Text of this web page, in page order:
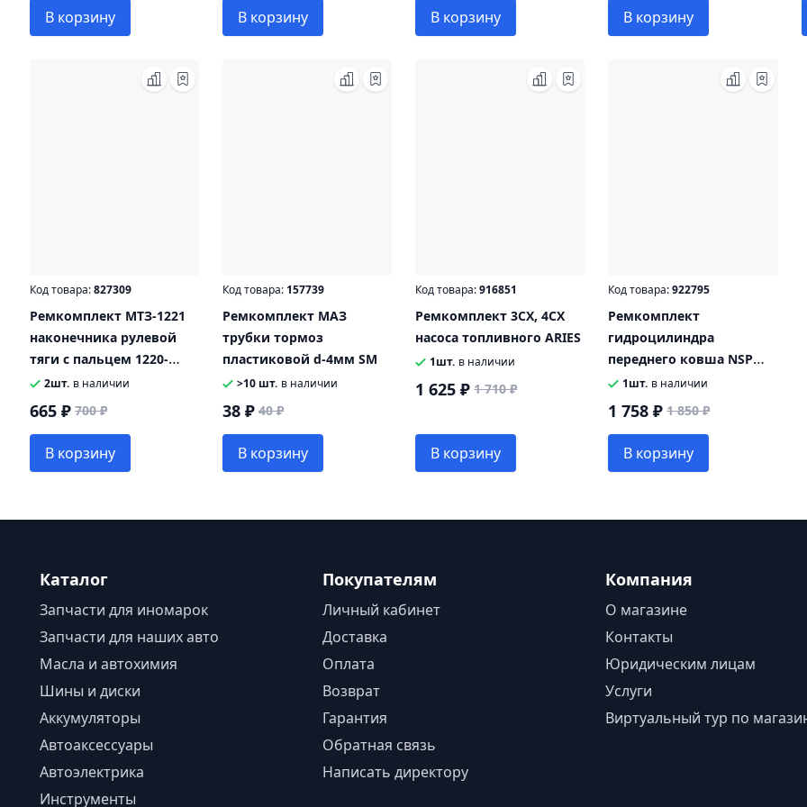
В корзину В корзину В корзину В корзину
Код товара:827309
Ремкомплект МТЗ-1221
наконечника рулевой
тяги с пальцем 1220-
3003010 №724 РК
2шт. в наличии
665 ₽ 700 ₽
В корзину
Код товара: 157739
Ремкомплект МАЗ
трубки тормоз
пластиковой d-4мм SM
>10 шт. в наличии
38 ₽ 40 ₽
В корзину
Код товара:916851
Ремкомплект 3CX, 4CX
насоса топливного ARIES
1шт. в наличии
1 625 ₽ 1 710 ₽
В корзину
Код товара:922795
Ремкомплект
гидроцилиндра
переднего ковша NSP
991/00100
1шт. в наличии
1 758 ₽ 1 850 ₽
В корзину
Каталог
Запчасти для иномарок
Запчасти для наших авто
Масла и автохимия
Шины и диски
Аккумуляторы
Автоаксессуары
Автоэлектрика
Инструменты
Покупателям
Личный кабинет
Доставка
Оплата
Возврат
Гарантия
Обратная связь
Написать директору
Компания
О магазине
Контакты
Юридическим лицам
Услуги
Виртуальный тур по